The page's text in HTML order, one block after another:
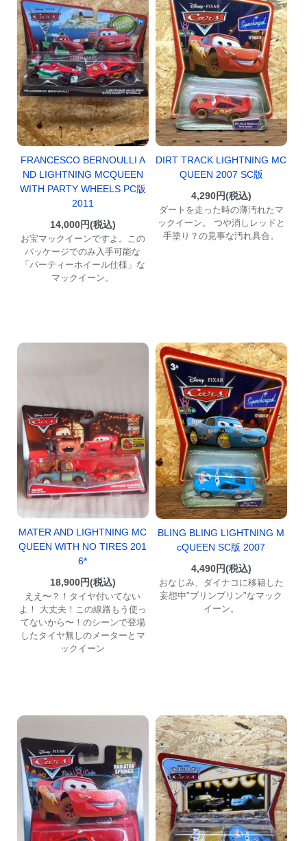
FRANCESCO BERNOULLI A
ND LIGHTNING MCQUEEN
WITH PARTY WHEELS PC版
2011
14,000円(税込)
お宝マックイーンですよ。この
パッケージでのみ入手可能な
「パーティーホイール仕様」な
マックイーン。
DIRT TRACK LIGHTNING MC
QUEEN 2007 SC版
4,290円(税込)
ダートを走った時の薄汚れたマ
ックイーン。 つや消しレッドと
手塗り？の見事な汚れ具合。
MATER AND LIGHTNING MC
QUEEN WITH NO TIRES 201
6*
18,900円(税込)
ええ〜？！タイヤ付いてない
よ！ 大丈夫！この線路もう使っ
てないから〜！のシーンで登場
したタイヤ無しのメーターとマ
ックイーン
BLING BLING LIGHTNING M
cQUEEN SC版 2007
4,490円(税込)
おなじみ、ダイナコに移籍した
妄想中"ブリンブリン"なマック
イーン。